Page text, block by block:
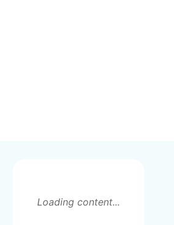
Loading content...